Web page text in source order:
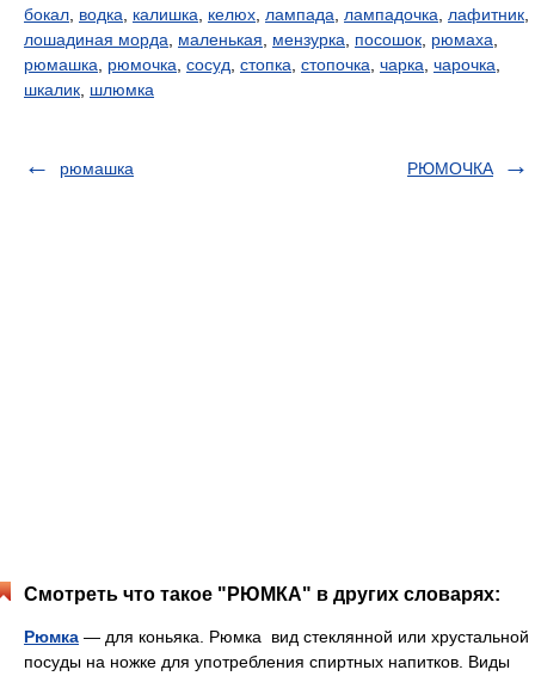
бокал водка калишка келюх лампада лампадочка лафитник
лошадиная морда
маленькая мензурка посошок рюмаха
рюмашка
рюмочка сосуд стопка стопочка чарка чарочка
шкалик шлюмка
рюмашка РЮМОЧКА
Смотреть что такое "РЮМКА" в других словарях:
Рюмка — для коньяка. Рюмка вид стеклянной или хрустальной
посуды на ножке для употребления спиртных напитков. Виды